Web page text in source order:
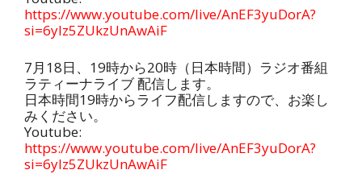
https://www.youtube.com/live/AnEF3yuDorA?
si=6ylz5ZUkzUnAwAiF
7月18日、19時から20時（日本時間）ラジオ番組
ラティーナライブ 配信します。
日本時間19時からライフ配信しますので、お楽し
みください。
Youtube:
https://www.youtube.com/live/AnEF3yuDorA?
si=6ylz5ZUkzUnAwAiF